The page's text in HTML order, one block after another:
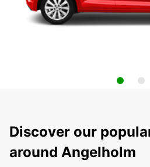
Discover our
around Angelholm